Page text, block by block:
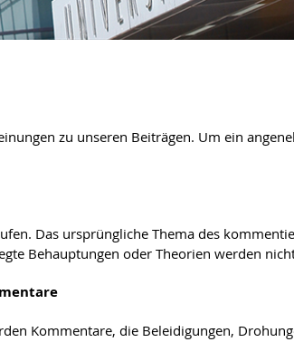
zu unseren Beiträgen. Um ein
Das ursprüngliche Thema des
Behauptungen oder Theorien werden
Kommentare, die Beleidigungen,